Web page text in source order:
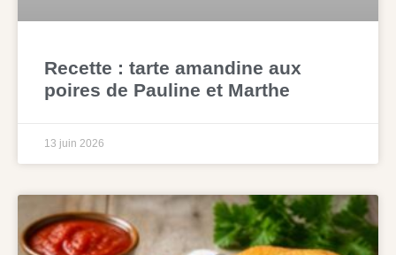
Recette : tarte amandine aux
poires de Pauline et Marthe
13 juin 2026